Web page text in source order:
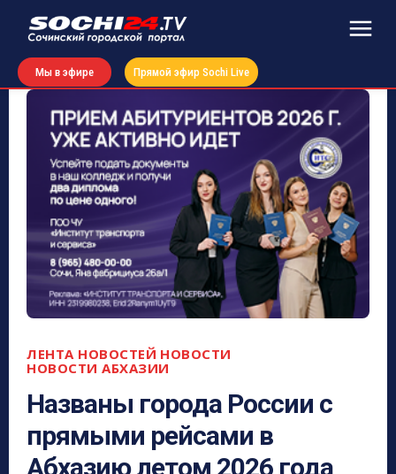
Мы в эфире Прямой эфир Sochi Live
ЛЕНТА НОВОСТЕЙ НОВОСТИ
НОВОСТИ АБХАЗИИ
Названы города России с
прямыми рейсами в
Абхазию летом 2026 года